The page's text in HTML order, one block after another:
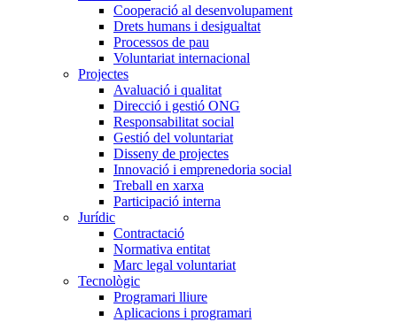
Cooperació al desenvolupament
Drets humans i desigualtat
Processos de pau
Voluntariat internacional
Projectes
Avaluació i qualitat
Direcció i gestió ONG
Responsabilitat social
Gestió del voluntariat
Disseny de projectes
Innovació i emprenedoria social
Treball en xarxa
Participació interna
Jurídic
Contractació
Normativa entitat
Marc legal voluntariat
Tecnològic
Programari lliure
Aplicacions i programari